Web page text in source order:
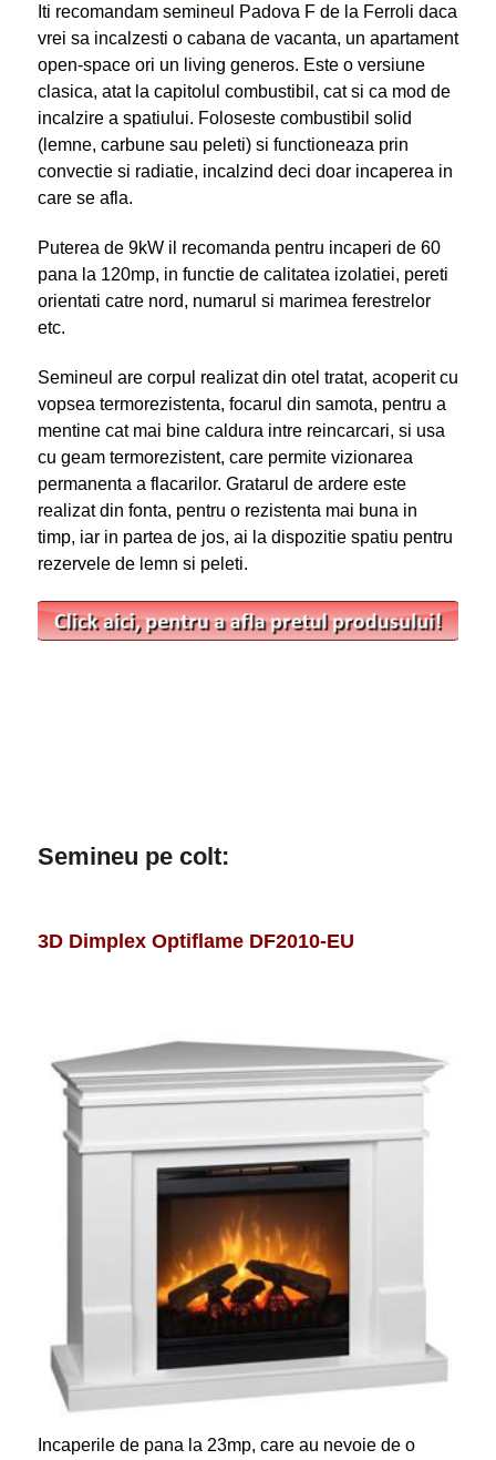
Iti recomandam semineul Padova F de la Ferroli daca
vrei sa incalzesti o cabana de vacanta, un apartament
open-space ori un living generos. Este o versiune
clasica, atat la capitolul combustibil, cat si ca mod de
incalzire a spatiului. Foloseste combustibil solid
(lemne, carbune sau peleti) si functioneaza prin
convectie si radiatie, incalzind deci doar incaperea in
care se afla.
Puterea de 9kW il recomanda pentru incaperi de 60
pana la 120mp, in functie de calitatea izolatiei, pereti
orientati catre nord, numarul si marimea ferestrelor
etc.
Semineul are corpul realizat din otel tratat, acoperit cu
vopsea termorezistenta, focarul din samota, pentru a
mentine cat mai bine caldura intre reincarcari, si usa
cu geam termorezistent, care permite vizionarea
permanenta a flacarilor. Gratarul de ardere este
realizat din fonta, pentru o rezistenta mai buna in
timp, iar in partea de jos, ai la dispozitie spatiu pentru
rezervele de lemn si peleti.
Semineu pe colt:
3D Dimplex Optiflame DF2010-EU
Incaperile de pana la 23mp, care au nevoie de o